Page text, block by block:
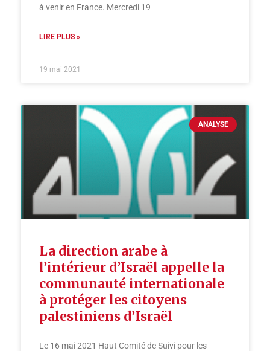
à venir en France. Mercredi 19
LIRE PLUS »
19 mai 2021
ANALYSE
La direction arabe à
l’intérieur d’Israël appelle la
communauté internationale
à protéger les citoyens
palestiniens d’Israël
Le 16 mai 2021 Haut Comité de Suivi pour les